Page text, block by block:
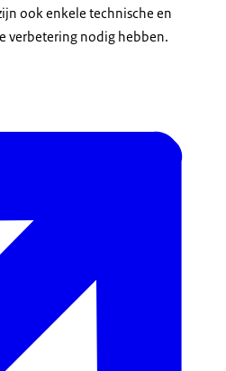
ook enkele technische en
verbetering nodig hebben.